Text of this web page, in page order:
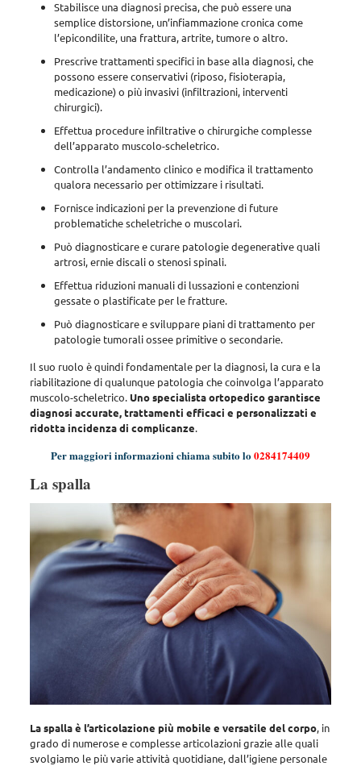
Stabilisce una diagnosi precisa, che può essere una
semplice distorsione, un’infiammazione cronica come
l’epicondilite, una frattura, artrite, tumore o altro.
Prescrive trattamenti specifici in base alla diagnosi, che
possono essere conservativi (riposo, fisioterapia,
medicazione) o più invasivi (infiltrazioni, interventi
chirurgici).
Effettua procedure infiltrative o chirurgichecomplesse
dell’apparato muscolo-scheletrico.
Controlla l’andamento clinico e modifica il trattamento
qualora necessario per ottimizzare i risultati.
Fornisce indicazioni per la prevenzionedi future
problematiche scheletriche o muscolari.
Può diagnosticare e curare patologie degenerativequali
artrosi,ernie discalio stenosi spinali.
Effettua riduzioni manuali di lussazioni e contenzioni
gessateo plastificate per le fratture.
Può diagnosticare e sviluppare piani di trattamento per
patologie tumoraliossee primitive o secondarie.
Il suo ruolo è quindi fondamentale per la diagnosi, la cura e la
riabilitazione di qualunque patologia che coinvolga l’apparato
muscolo-scheletrico. Uno specialista ortopedico garantisce
diagnosi accurate, trattamenti efficaci e personalizzati e
ridotta incidenza di complicanze.
Per maggiori informazioni chiama subito lo0284174409
La spalla
La spalla è l’articolazione più mobile e versatile del corpo, in
grado di numerose e complesse articolazioni grazie alle quali
svolgiamo le più varie attività quotidiane, dall’igiene personale